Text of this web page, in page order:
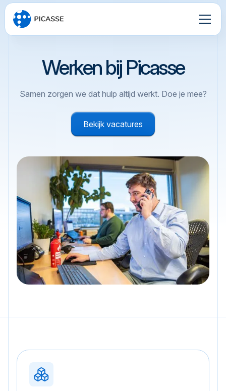
Werken bij Picasse
Samen zorgen we dat hulp altijd werkt. Doe je mee?
Bekijk vacatures